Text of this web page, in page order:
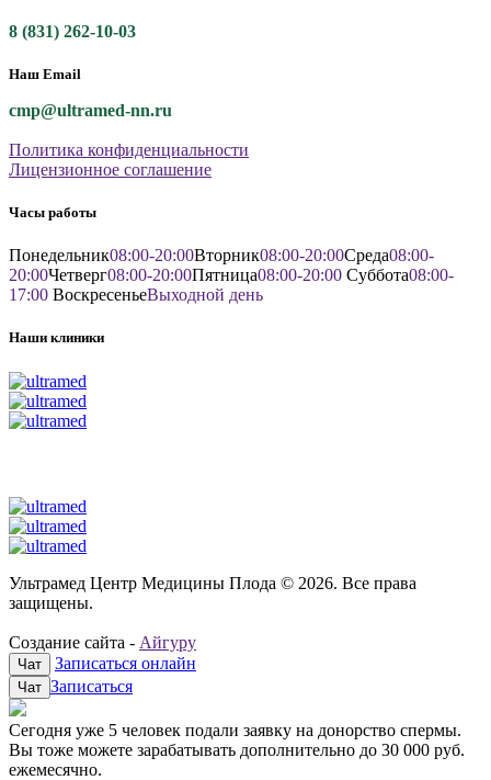
8 (831) 262-10-03
Наш Email
cmp@ultramed-nn.ru
Политика конфиденциальности
Лицензионное соглашение
Часы работы
Понедельник08:00-20:00Вторник08:00-20:00Среда08:00-
20:00Четверг08:00-20:00Пятница08:00-20:00 Суббота08:00-
17:00 ВоскресеньеВыходной день
Наши клиники
Ультрамед Центр Медицины Плода © 2026. Все права
защищены.
Создание сайта - Айгуру
Чат Записаться онлайн
Чат Записаться
Сегодня уже 5 человек подали заявку на донорство спермы.
Вы тоже можете зарабатывать дополнительно до 30 000 руб.
ежемесячно.